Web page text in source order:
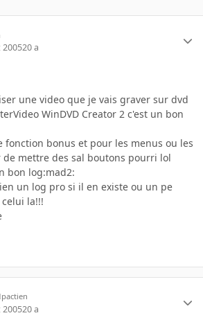
200520 a
une video que je vais graver sur dvd
WinDVD Creator 2 c'est un bon
fonction bonus et pour les menus ou les
mettre des sal boutons pourri lol
bon log:mad2:
un log pro si il en existe ou un pe
la!!!
200520 a